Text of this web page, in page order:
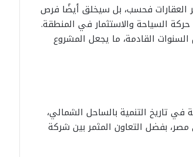
العقارات فحسب، بل سيخلق أيضًا فرص
السياحة والاستثمار في المنطقة.
القادمة، ما يجعل المشروع
تاريخ التنمية بالساحل الشمالي،
مصر، بفضل التعاون المثمر بين شركة